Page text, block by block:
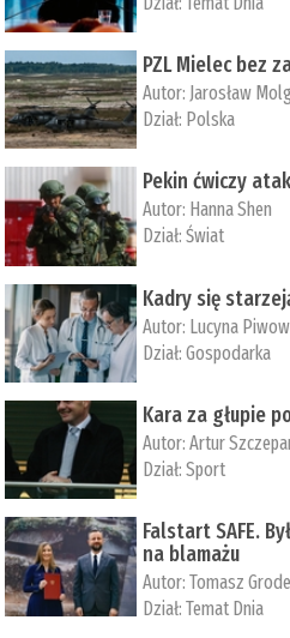
PZL Mielec bez
Autor: Jarosław
Dział: Polska
Pekin ćwiczy
Autor: ­Hanna Shen
Dział:Świat
Kadry się
Autor: Lucyna
Dział:Gospodarka
Kara za głupie
Autor:Artur
Dział:Sport
Falstart SAFE.
na blamażu
Autor:Tomasz
Dział:Temat Dnia